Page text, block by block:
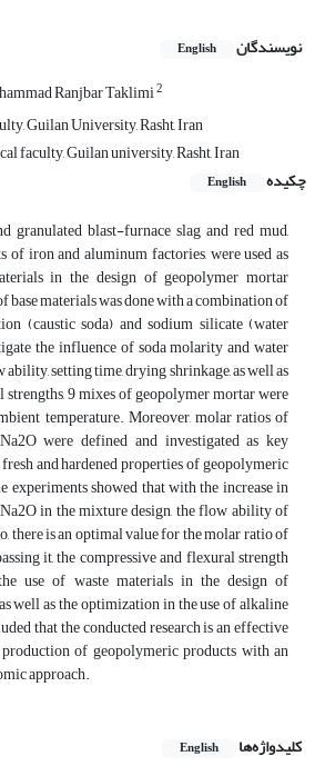
نویسندگان English
Ranjbar Taklimi2
Guilan University, Rasht, Iran
faculty, Guilan university, Rasht, Iran
چکیده
English
granulated blast-furnace slag and red mud,
of iron and aluminum factories, were used as
in the design of geopolymer mortar
materials was done with a combination of
(caustic soda) and sodium silicate (water
the influence of soda molarity and water
setting time, drying shrinkage, as well as
9 mixes of geopolymer mortar were
temperature. Moreover, molar ratios of
were defined and investigated as key
and hardened properties of geopolymeric
experiments showed that with the increase in
in the mixture design, the flow ability of
there is an optimal value for the molar ratio of
it, the compressive and flexural strength
use of waste materials in the design of
well as the optimization in the use of alkaline
that the conducted research is an effective
of geopolymeric products with an
approach.
کلیدواژه‌ها English